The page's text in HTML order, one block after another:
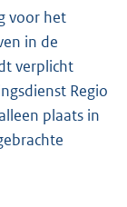
voor het
in de
verplicht
Regio
plaats in